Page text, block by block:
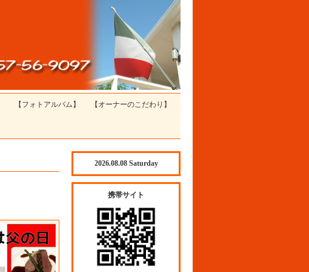
【フォトアルバム】 【オーナーのこだわり】
2026.08.08 Saturday
携帯サイト